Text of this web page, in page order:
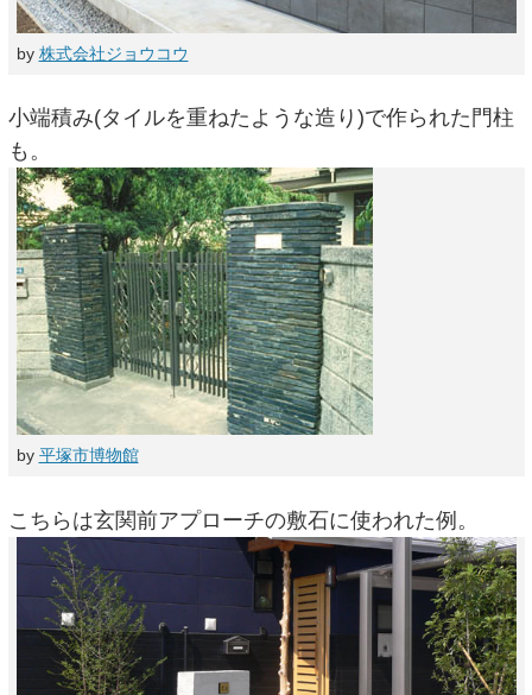
by 株式会社ジョウコウ
小端積み(タイルを重ねたような造り)で作られた門柱
も。
by 平塚市博物館
こちらは玄関前アプローチの敷石に使われた例。